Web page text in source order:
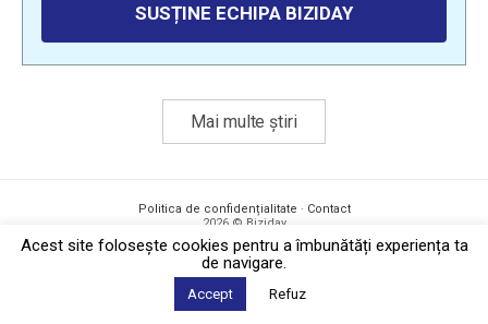
SUSȚINE ECHIPA BIZIDAY
Mai multe știri
Politica de confidențialitate · Contact
2026 © Biziday
Acest site foloseşte cookies pentru a îmbunătăți experiența ta
de navigare.
Accept Refuz